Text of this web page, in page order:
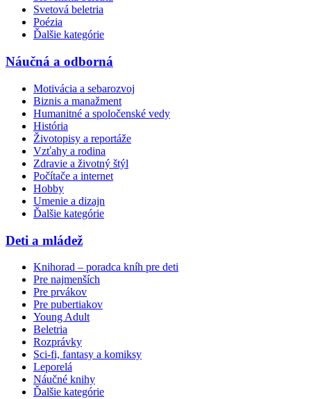
Svetová beletria
Poézia
Ďalšie kategórie
Náučná a odborná
Motivácia a sebarozvoj
Biznis a manažment
Humanitné a spoločenské vedy
História
Životopisy a reportáže
Vzťahy a rodina
Zdravie a životný štýl
Počítače a internet
Hobby
Umenie a dizajn
Ďalšie kategórie
Deti a mládež
Knihorad – poradca kníh pre deti
Pre najmenších
Pre prvákov
Pre pubertiakov
Young Adult
Beletria
Rozprávky
Sci-fi, fantasy a komiksy
Leporelá
Náučné knihy
Ďalšie kategórie